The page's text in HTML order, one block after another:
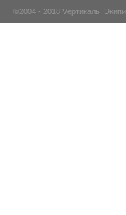
©2004 - 2018 Vертикаль.